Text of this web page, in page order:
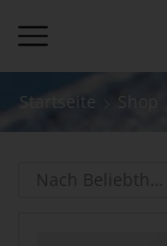
Startseite Shop